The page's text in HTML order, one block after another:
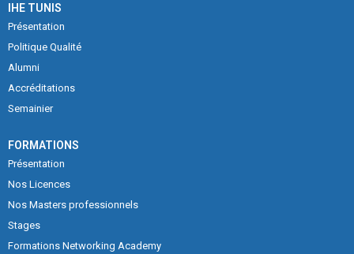
IHE TUNIS
Présentation
Politique Qualité
Alumni
Accréditations
Semainier
FORMATIONS
Présentation
Nos Licences
Nos Masters professionnels
Stages
Formations Networking Academy